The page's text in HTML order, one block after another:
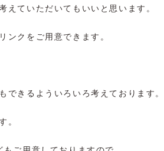
えていただいてもいいと思います。
ンクをご用意できます。
できるよういろいろ考えております。
。